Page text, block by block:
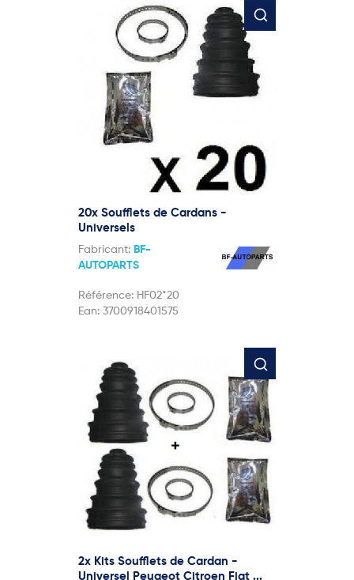
20x Soufflets de Cardans -
Universels
Fabricant: BF-
AUTOPARTS
Référence: HF02*20
Ean: 3700918401575
2x Kits Soufflets de Cardan -
Universel Peugeot Citroen Fiat ...